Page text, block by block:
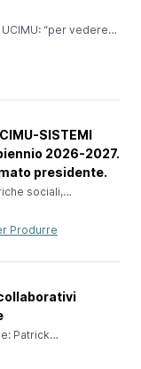
“per vedere
dobbiamo
abbiamo grande
ci accompagnerà
secondo trimestre
macchine utensili
segna un calo
SISTEMI
2026-2027.
presidente.
sociali,
SISTEMI PER
lo scorso 7 luglio -
alla presidenza
italiani di
per il
Riccardo Rosa
di
Produrre
Patrick
processi
e